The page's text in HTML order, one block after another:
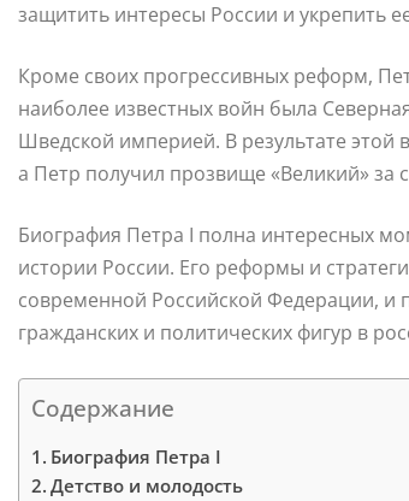
защитить интересы России и укрепить
Кроме своих прогрессивных реформ,
наиболее известных войн была
Шведской империей. В результате
а Петр получил прозвище «Великий» за
Биография Петра I полна интересных
истории России. Его реформы и
современной Российской Федерации, и
гражданских и политических фигур в
Содержание
Биография Петра I
Детство и молодость